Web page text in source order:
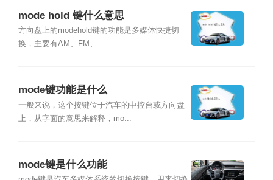
mode hold 键什么意思
方向盘上的modehold键的功能是多媒体快捷切
换，主要有AM、FM、...
mode键功能是什么
一般来说，这个按键位于汽车的中控台或方向盘
上，从字面的意思来解释，mo...
mode键是什么功能